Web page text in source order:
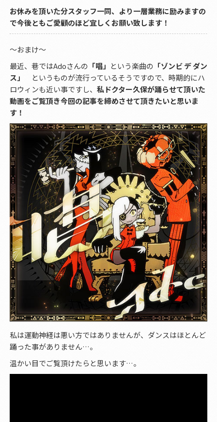
お休みを頂いた分スタッフ一同、より一層業務に励みますの
で今後ともご愛顧のほど宜しくお願い致します！
～おまけ～
最近、巷ではAdoさんの 「唱」 という楽曲の 「ゾンビ デ ダン
ス」
というものが流行っているそうですので、時期的にハ
ロウィンも近い事ですし、 私ドクター久保が踊らせて頂いた
動画をご覧頂き今回の記事を締めさせて頂きたいと思いま
す！
私は運動神経は悪い方ではありませんが、ダンスはほとんど
踊った事がありません…。
温かい目でご覧頂けたらと思います…。